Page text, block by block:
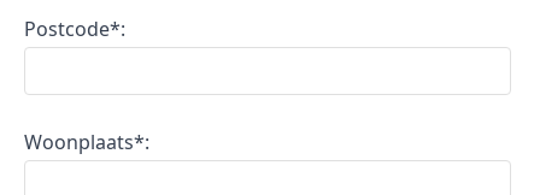
Postcode*:
Woonplaats*: